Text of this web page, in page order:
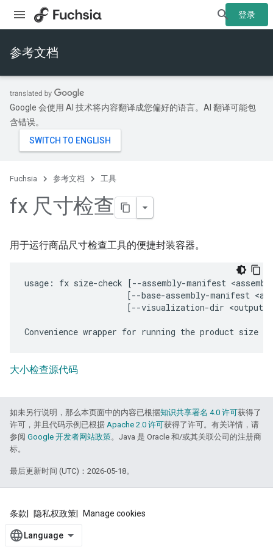
登录
参考文档
Google 会使用 AI 技术将内容翻译成您偏好的语言。AI 翻译可能包
含错误。
Fuchsia 参考文档 工具
fx 尺寸检查
用于运行商品尺寸检查工具的便捷封装容器。
usage: fx size-check [--assembly-manifest
[--base-assembly-manifest
[--visualization-dir <output-
大小检查源代码
如未另行说明，那么本页面中的内容已根据知识共享署名 4.0 许可获得了
许可，并且代码示例已根据 Apache 2.0 许可获得了许可。有关详情，请
参阅 Google 开发者网站政策。Java 是 Oracle 和/或其关联公司的注册商
标。
最后更新时间 (UTC)：2026-05-18。
条款 隐私权政策 Manage cookies